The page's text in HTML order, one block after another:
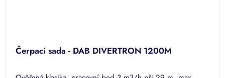
Čerpací sada - DAB DIVERTRON 1200M